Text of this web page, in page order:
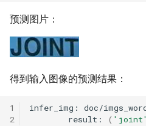
预测图片：
得到输入图像的预测结果：
1
2
infer_img:
result:
( 'joint'